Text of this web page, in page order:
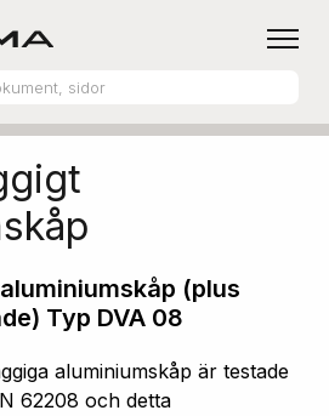
Aluminiumskåp
(plus
Typ DVA 08
aluminiumskåp är testade
62208 och detta